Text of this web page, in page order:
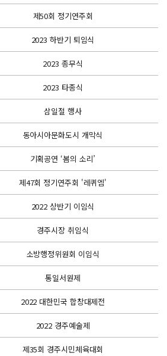
제50회 정기연주회
2023 하반기 퇴임식
2023 종무식
2023 타종식
삼일절 행사
동아시아문화도시 개막식
기획공연 ‘봄의 소리’
제47회 정기연주회 '레퀴엠'
2022 상반기 이임식
경주시장 취임식
소방행정위원회 이임식
통일서원제
2022 대한민국 합창대제전
2022 경주예술제
제35회 경주시민체육대회